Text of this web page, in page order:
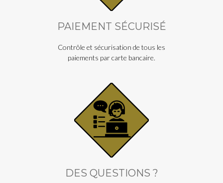
PAIEMENT SÉCURISÉ
Contrôle et sécurisation de tous les
paiements par carte bancaire.
DES QUESTIONS ?